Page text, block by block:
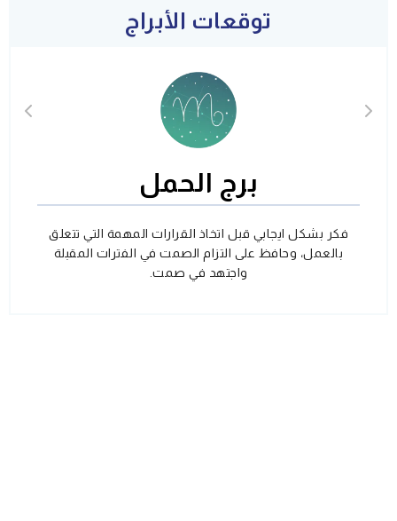
توقعات الأبراج
برج الحمل
فكر بشكل ايجابي قبل اتخاذ القرارات المهمة التي تتعلق
بالعمل، وحافظ على التزام الصمت في الفترات المقبلة
واجتهد في صمت.